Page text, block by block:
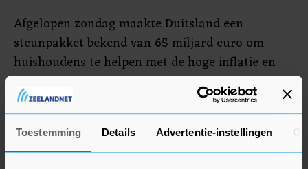
Toestemming Details Advertentie-instellingen
Afgelopen zondag maakte Duitsland een
steunpakket bekend van 65 miljard euro om
huishoudens te helpen met de hoge inflatie en
gestegen energiekosten. Het is niet duidelijk of de
stroomsubsidie onderdeel uitmaakt van die
plannen of dat die er bovenop komt.